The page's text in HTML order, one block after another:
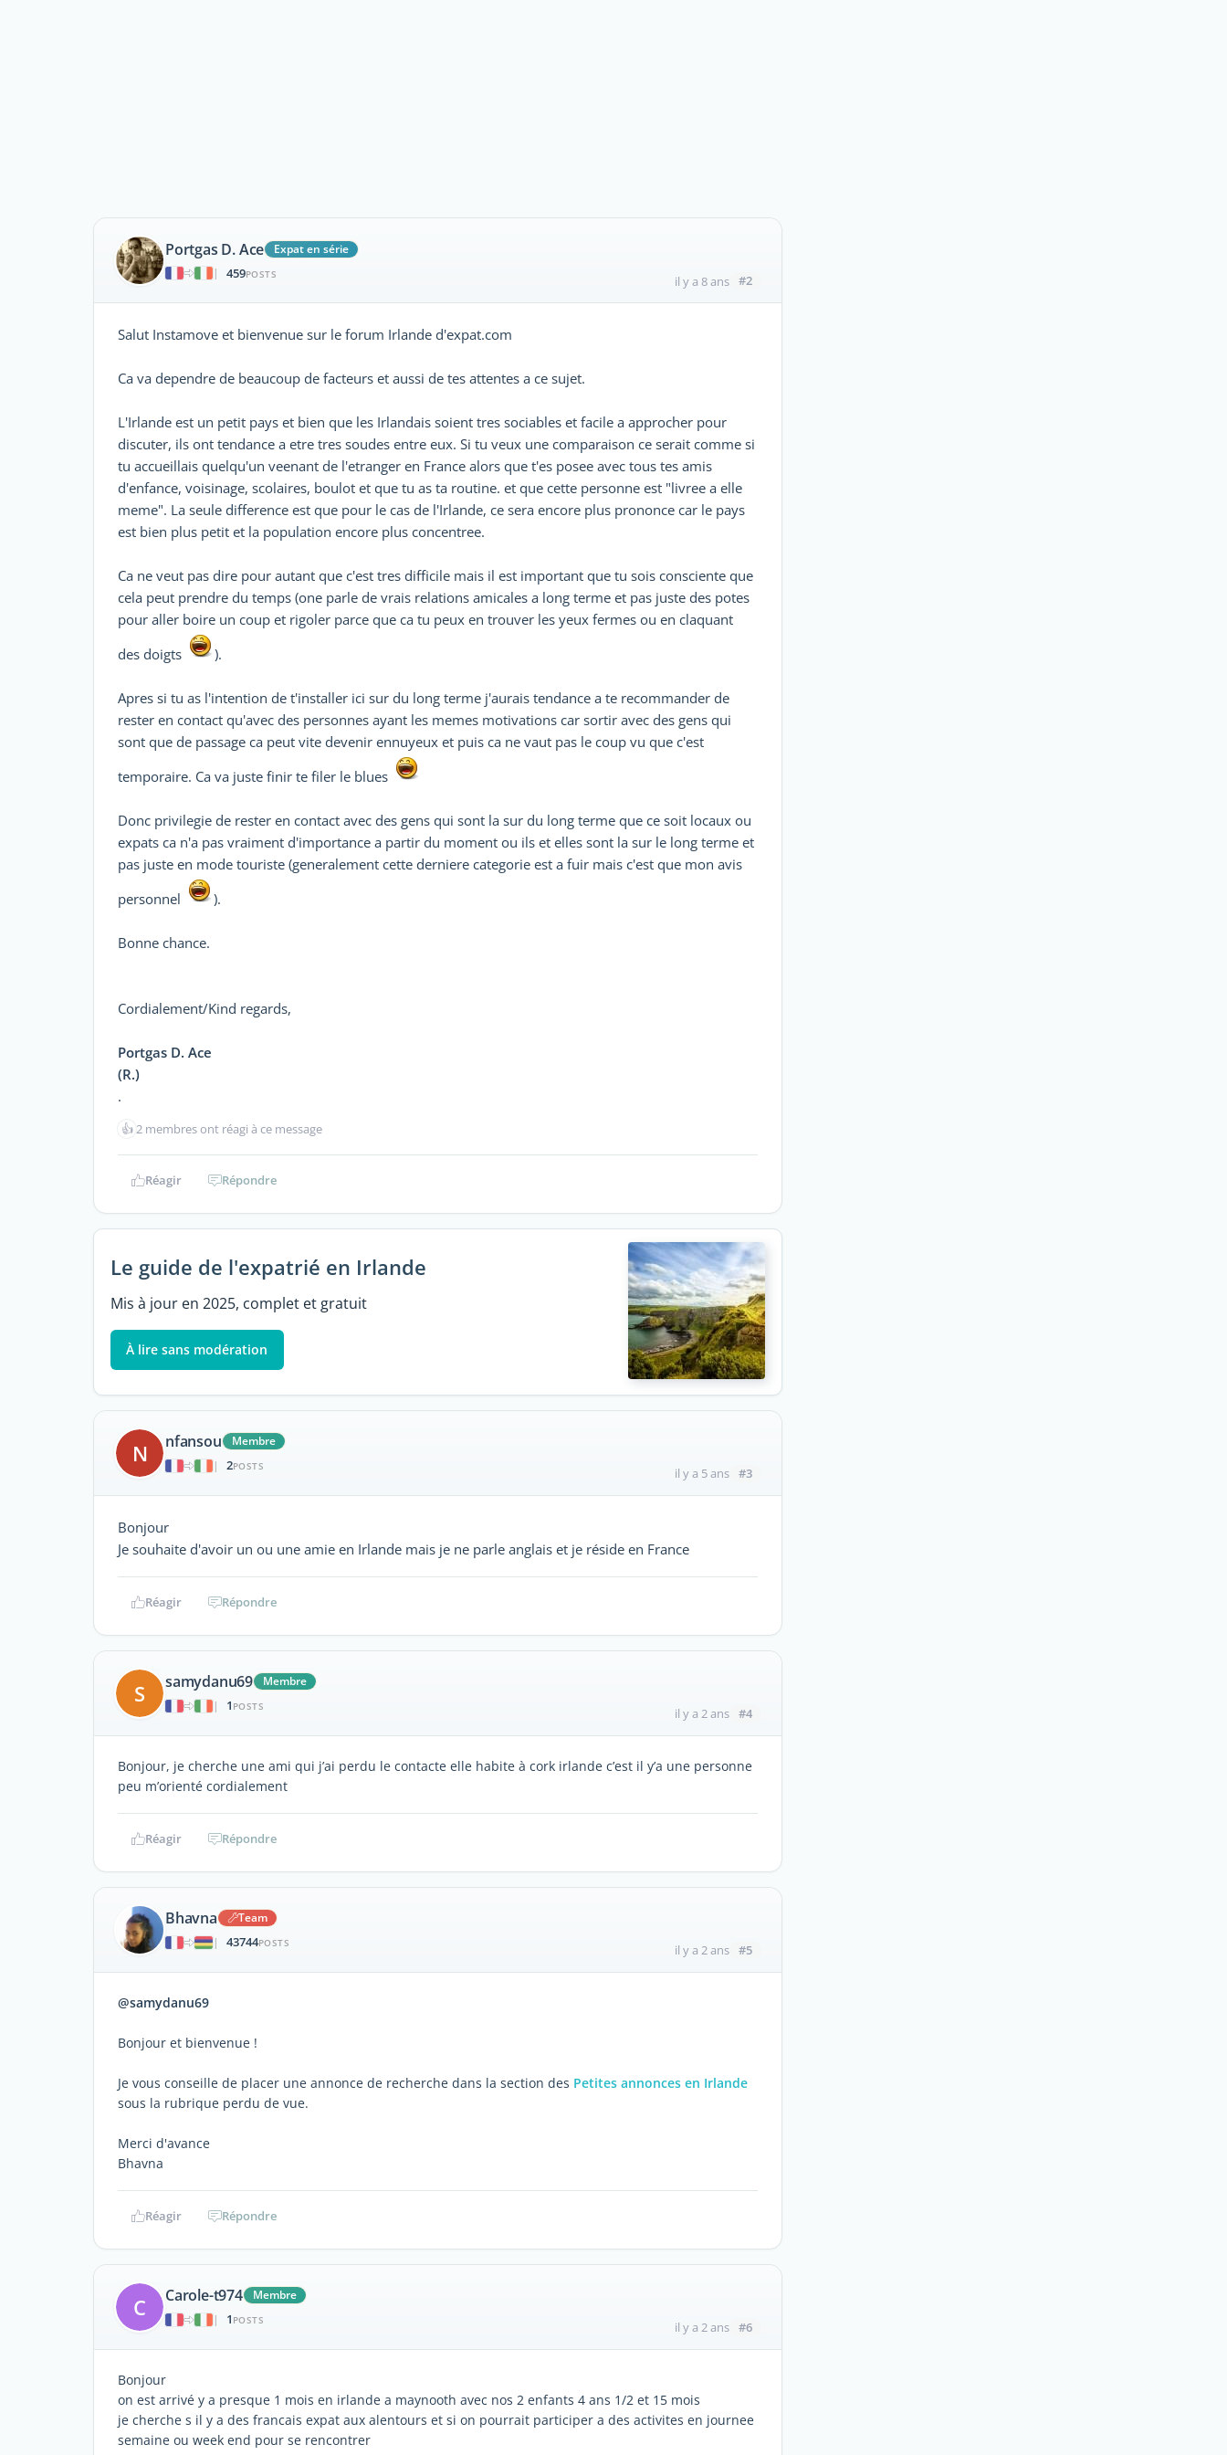
Portgas D. Ace
Expat en série
|
459POSTS il y a 8 ans #2
Salut Instamove et bienvenue sur le forum Irlande d'expat.com
Ca va dependre de beaucoup de facteurs et aussi de tes attentes a ce sujet.
L'Irlande est un petit pays et bien que les Irlandais soient tres sociables et facile a approcher pour
discuter, ils ont tendance a etre tres soudes entre eux. Si tu veux une comparaison ce serait comme si
tu accueillais quelqu'un veenant de l'etranger en France alors que t'es posee avec tous tes amis
d'enfance, voisinage, scolaires, boulot et que tu as ta routine. et que cette personne est "livree a elle
meme". La seule difference est que pour le cas de l'Irlande, ce sera encore plus prononce car le pays
est bien plus petit et la population encore plus concentree.
Ca ne veut pas dire pour autant que c'est tres difficile mais il est important que tu sois consciente que
cela peut prendre du temps (one parle de vrais relations amicales a long terme et pas juste des potes
pour aller boire un coup et rigoler parce que ca tu peux en trouver les yeux fermes ou en claquant
des doigts
).
Apres si tu as l'intention de t'installer ici sur du long terme j'aurais tendance a te recommander de
rester en contact qu'avec des personnes ayant les memes motivations car sortir avec des gens qui
sont que de passage ca peut vite devenir ennuyeux et puis ca ne vaut pas le coup vu que c'est
temporaire. Ca va juste finir te filer le blues
Donc privilegie de rester en contact avec des gens qui sont la sur du long terme que ce soit locaux ou
expats ca n'a pas vraiment d'importance a partir du moment ou ils et elles sont la sur le long terme et
pas juste en mode touriste (generalement cette derniere categorie est a fuir mais c'est que mon avis
personnel
).
Bonne chance.
Cordialement/Kind regards,
Portgas D. Ace
(R.)
.
👍2 membres ont réagi à ce message
Réagir Répondre
Le guide de l'expatrié en Irlande
Mis à jour en 2025, complet et gratuit
À lire sans modération
N nfansou
Membre
|
2POSTS il y a 5 ans #3
Bonjour
Je souhaite d'avoir un ou une amie en Irlande mais je ne parle anglais et je réside en France
Réagir Répondre
S samydanu69
Membre
|
1 POSTS il y a 2 ans #4
Bonjour, je cherche une ami qui j’ai perdu le contacte elle habite à cork irlande c’est il y’a une personne
peu m’orienté cordialement
Réagir Répondre
Bhavna
Team
|
43744POSTS il y a 2 ans #5
@samydanu69
Bonjour et bienvenue !
Je vous conseille de placer une annonce de recherche dans la section des Petites annonces en Irlande
sous la rubrique perdu de vue.
Merci d'avance
Bhavna
Réagir Répondre
C Carole-t974
Membre
|
1 POSTS il y a 2 ans #6
Bonjour
on est arrivé y a presque 1 mois en irlande a maynooth avec nos 2 enfants 4 ans 1/2 et 15 mois
je cherche s il y a des francais expat aux alentours et si on pourrait participer a des activites en journee
semaine ou week end pour se rencontrer